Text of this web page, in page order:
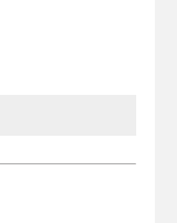
habitat
the proposed